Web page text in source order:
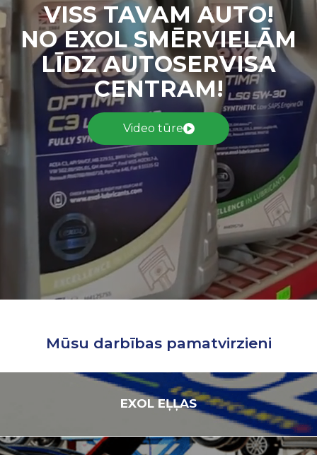
Jauni auto
Lietoti auto
Kontakti
VISS TAVAM AUTO!
NO EXOL SMĒRVIELĀM
LĪDZ AUTOSERVISA
CENTRAM!
Video tūre
Mūsu darbības pamatvirzieni
EXOLEĻĻAS